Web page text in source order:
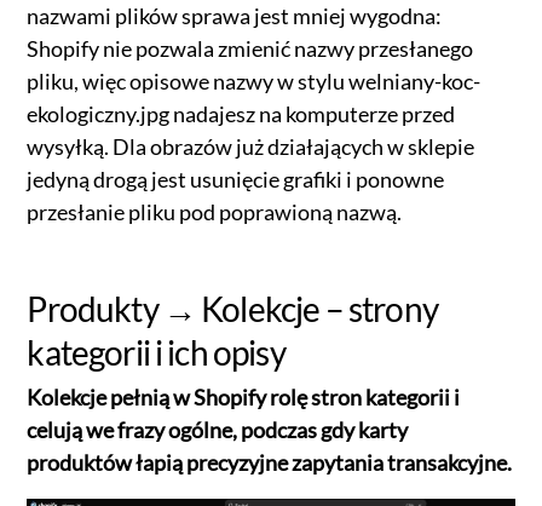
nazwami plików sprawa jest mniej wygodna:
Shopify nie pozwala zmienić nazwy przesłanego
pliku, więc opisowe nazwy w stylu welniany-koc-
ekologiczny.jpg nadajesz na komputerze przed
wysyłką. Dla obrazów już działających w sklepie
jedyną drogą jest usunięcie grafiki i ponowne
przesłanie pliku pod poprawioną nazwą.
Produkty → Kolekcje – strony
kategorii i ich opisy
Kolekcje pełnią w Shopify rolę stron kategorii i
celują we frazy ogólne, podczas gdy karty
produktów łapią precyzyjne zapytania transakcyjne.